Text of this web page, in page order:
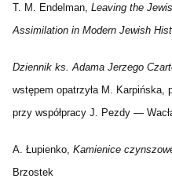
T. M. Endelman, Leaving the
Assimilation in Modern Jewish
Dziennik ks. Adama Jerzego
wstępem opatrzyła M. Karpińska,
przy współpracy J. Pezdy —
A. Łupienko, Kamienice
Brzostek